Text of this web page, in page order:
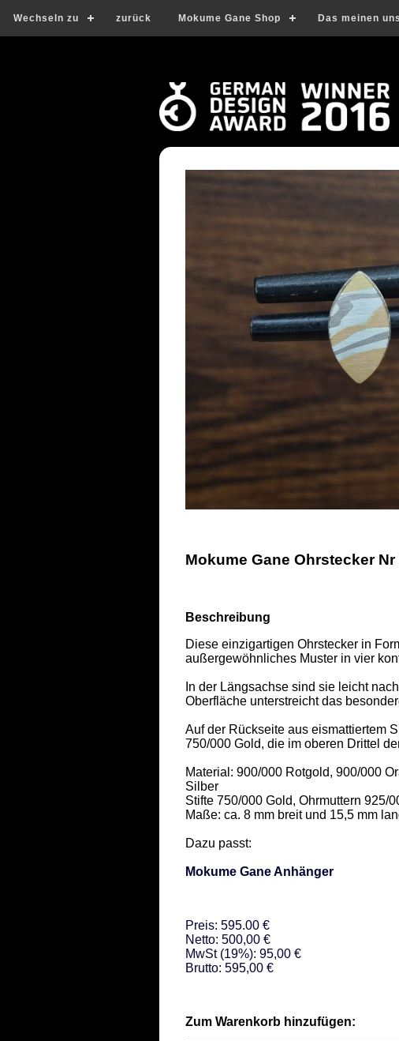
Wechseln zu zurück Mokume Gane Shop Das meinen
Mokume Gane Ohrstecker
Beschreibung
Diese einzigartigen Ohrstecker in
außergewöhnliches Muster in vier
In der Längsachse sind sie leicht
Oberfläche unterstreicht das
Auf der Rückseite aus eismattiertem
750/000 Gold, die im oberen Drittel
Material: 900/000 Rotgold, 900/000
Silber
Stifte 750/000 Gold, Ohrmuttern 925/
Maße: ca. 8 mm breit und 15,5 mm
Dazu passt:
Mokume Gane Anhänger
Preis: 595.00 €
Netto: 500,00 €
MwSt (19%): 95,00 €
Brutto: 595,00 €
Zum Warenkorb hinzufügen: